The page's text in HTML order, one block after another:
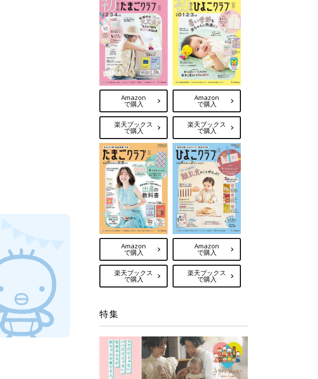
Amazon
で購入
楽天ブックス
で購入
Amazon
で購入
楽天ブックス
で購入
Amazon
で購入
楽天ブックス
で購入
Amazon
で購入
楽天ブックス
で購入
特集